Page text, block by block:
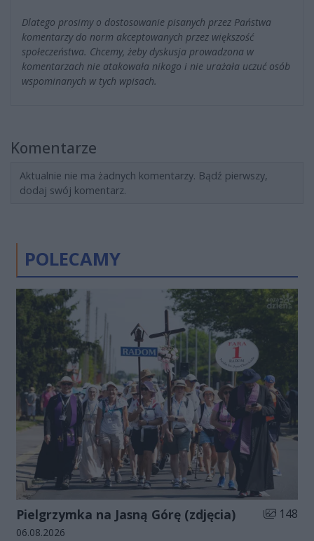
Dlatego prosimy o dostosowanie pisanych przez Państwa
komentarzy do norm akceptowanych przez większość
społeczeństwa. Chcemy, żeby dyskusja prowadzona w
komentarzach nie atakowała nikogo i nie urażała uczuć osób
wspominanych w tych wpisach.
Komentarze
Aktualnie nie ma żadnych komentarzy. Bądź pierwszy,
dodaj swój komentarz.
POLECAMY
Pielgrzymka na Jasną Górę (zdjęcia) Liczba
148
Data dodania galerii:
06.08.2026